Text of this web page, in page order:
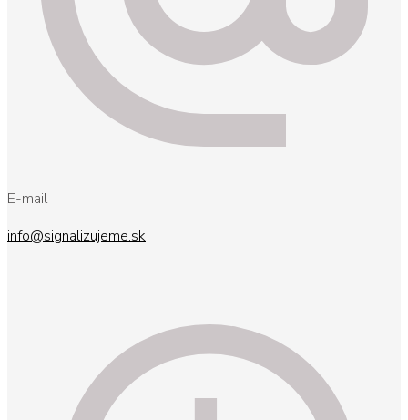
E-mail
info@signalizujeme.sk